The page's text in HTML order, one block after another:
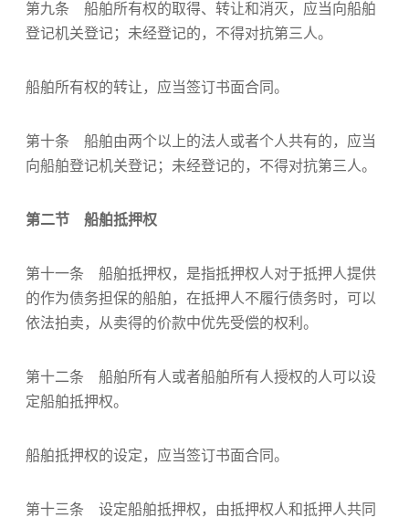
第九条 船舶所有权的取得、转让和消灭，应当向船舶
登记机关登记；未经登记的，不得对抗第三人。
船舶所有权的转让，应当签订书面合同。
第十条 船舶由两个以上的法人或者个人共有的，应当
向船舶登记机关登记；未经登记的，不得对抗第三人。
第二节 船舶抵押权
第十一条 船舶抵押权，是指抵押权人对于抵押人提供
的作为债务担保的船舶，在抵押人不履行债务时，可以
依法拍卖，从卖得的价款中优先受偿的权利。
第十二条 船舶所有人或者船舶所有人授权的人可以设
定船舶抵押权。
船舶抵押权的设定，应当签订书面合同。
第十三条 设定船舶抵押权，由抵押权人和抵押人共同